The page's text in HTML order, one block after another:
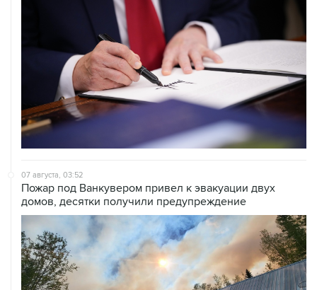
07 августа, 03:52
Пожар под Ванкувером привел к эвакуации двух
домов, десятки получили предупреждение